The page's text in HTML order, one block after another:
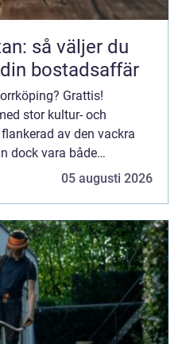
så väljer du
bostadsaffär
Grattis!
stor kultur- och
av den vackra
dock vara både
särskilt ...05 augusti 2026